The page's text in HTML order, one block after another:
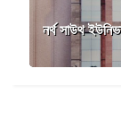
নর্থ সাউথ